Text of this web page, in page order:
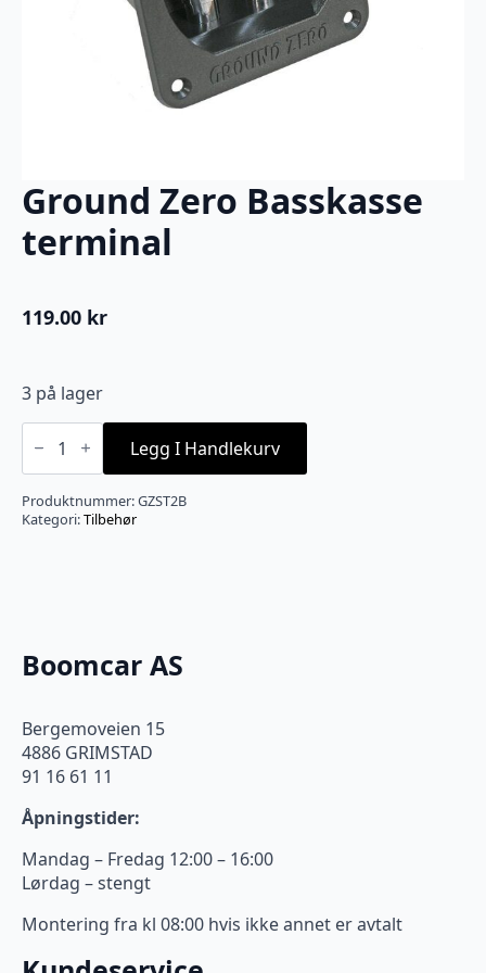
Ground Zero Basskasse
terminal
119.00 kr
3 på lager
Ground
Zero
terminal
antall
Legg I Handlekurv
Produktnummer:GZST2B
Kategori:Tilbehør
Boomcar AS
Bergemoveien 15
4886 GRIMSTAD
91 16 61 11
Åpningstider:
Mandag – Fredag 12:00 – 16:00
Lørdag – stengt
Montering fra kl 08:00 hvis ikke annet er avtalt